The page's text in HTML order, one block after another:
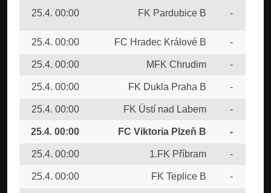
25.4. 00:00 FK Pardubice B -
25.4. 00:00 FC Hradec Králové B -
25.4. 00:00 MFK Chrudim -
25.4. 00:00 FK Dukla Praha B -
25.4. 00:00 FK Ústí nad Labem -
25.4. 00:00 FC Viktoria Plzeň B -
25.4. 00:00 1.FK Příbram -
25.4. 00:00 FK Teplice B -